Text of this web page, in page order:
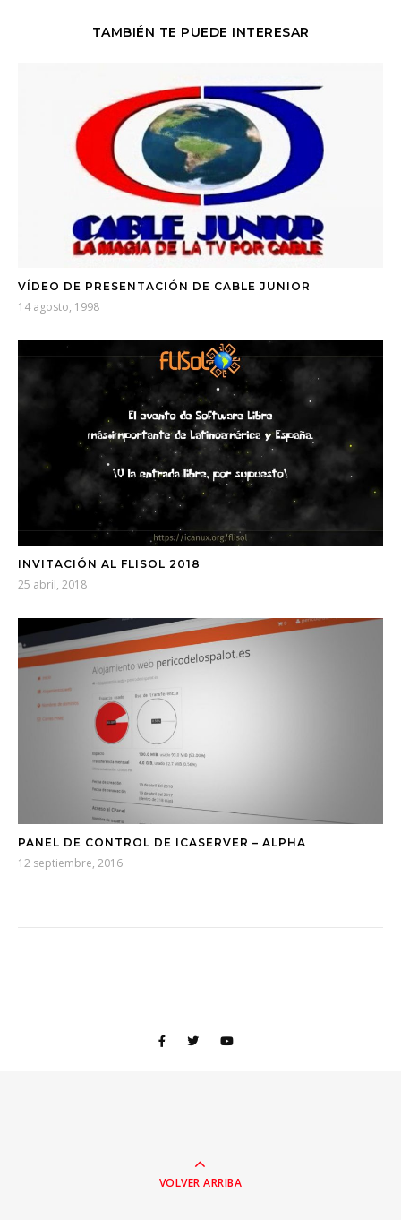
TAMBIÉN TE PUEDE INTERESAR
VÍDEO DE PRESENTACIÓN DE CABLE JUNIOR
14 agosto, 1998
INVITACIÓN AL FLISOL 2018
25 abril, 2018
PANEL DE CONTROL DE ICASERVER – ALPHA
12 septiembre, 2016
VOLVER ARRIBA